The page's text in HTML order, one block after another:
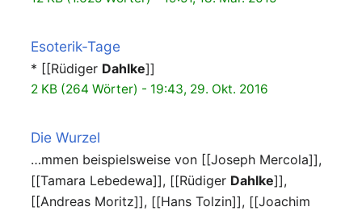
Esoterik-Tage
* [[Rüdiger Dahlke]]
2 KB (264 Wörter) - 19:43, 29. Okt. 2016
Die Wurzel
…mmen beispielsweise von [[Joseph Mercola]],
[[Tamara Lebedewa]], [[Rüdiger Dahlke]],
[[Andreas Moritz]], [[Hans Tolzin]], [[Joachim